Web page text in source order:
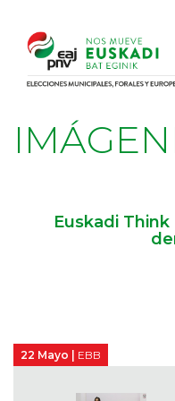
Euskadi
22 Mayo | EBB